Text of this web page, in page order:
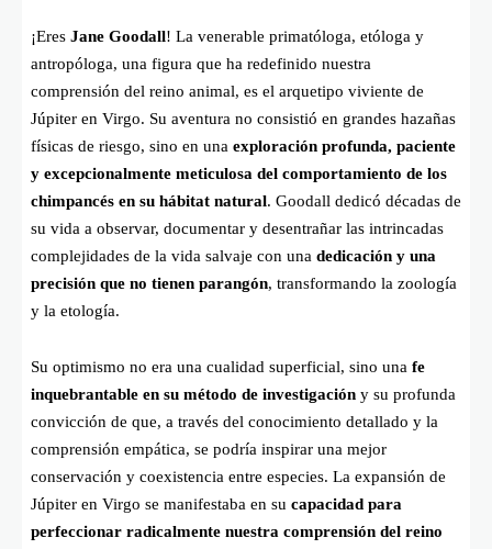
¡Eres Jane Goodall! La venerable primatóloga, etóloga y
antropóloga, una figura que ha redefinido nuestra
comprensión del reino animal, es el arquetipo viviente de
Júpiter en Virgo. Su aventura no consistió en grandes hazañas
físicas de riesgo, sino en una exploración profunda, paciente
y excepcionalmente meticulosa del comportamiento de los
chimpancés en su hábitat natural. Goodall dedicó décadas de
su vida a observar, documentar y desentrañar las intrincadas
complejidades de la vida salvaje con una dedicación y una
precisión que no tienen parangón, transformando la zoología
y la etología.
Su optimismo no era una cualidad superficial, sino una fe
inquebrantable en su método de investigación y su profunda
convicción de que, a través del conocimiento detallado y la
comprensión empática, se podría inspirar una mejor
conservación y coexistencia entre especies. La expansión de
Júpiter en Virgo se manifestaba en su capacidad para
perfeccionar radicalmente nuestra comprensión del reino